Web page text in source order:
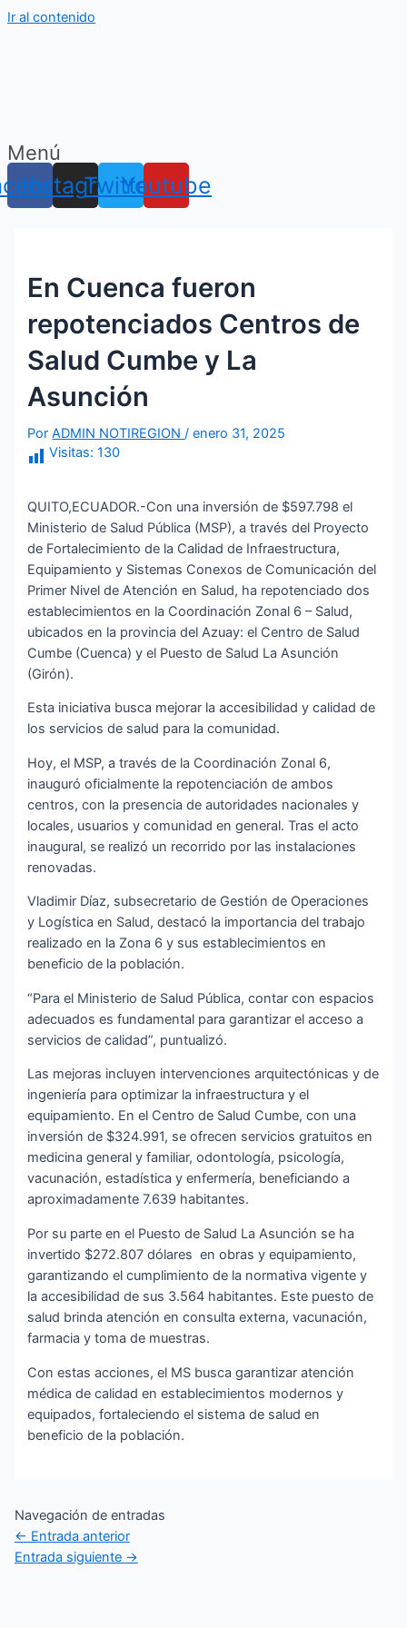
Ir al contenido
Menú
Instagram
TwitterYoutube
En Cuenca fueron
repotenciados Centros de
Salud Cumbe y La
Asunción
PorADMIN NOTIREGION/enero 31, 2025
Visitas: 130
QUITO,ECUADOR.-Con una inversión de $597.798 el
Ministerio de Salud Pública (MSP), a través del Proyecto
de Fortalecimiento de la Calidad de Infraestructura,
Equipamiento y Sistemas Conexos de Comunicación del
Primer Nivel de Atención en Salud, ha repotenciado dos
establecimientos en la Coordinación Zonal 6 – Salud,
ubicados en la provincia del Azuay: el Centro de Salud
Cumbe (Cuenca) y el Puesto de Salud La Asunción
(Girón).
Esta iniciativa busca mejorar la accesibilidad y calidad de
los servicios de salud para la comunidad.
Hoy, el MSP, a través de la Coordinación Zonal 6,
inauguró oficialmente la repotenciación de ambos
centros, con la presencia de autoridades nacionales y
locales, usuarios y comunidad en general. Tras el acto
inaugural, se realizó un recorrido por las instalaciones
renovadas.
Vladimir Díaz, subsecretario de Gestión de Operaciones
y Logística en Salud, destacó la importancia del trabajo
realizado en la Zona 6 y sus establecimientos en
beneficio de la población.
“Para el Ministerio de Salud Pública, contar con espacios
adecuados es fundamental para garantizar el acceso a
servicios de calidad”, puntualizó.
Las mejoras incluyen intervenciones arquitectónicas y de
ingeniería para optimizar la infraestructura y el
equipamiento. En el Centro de Salud Cumbe, con una
inversión de $324.991, se ofrecen servicios gratuitos en
medicina general y familiar, odontología, psicología,
vacunación, estadística y enfermería, beneficiando a
aproximadamente 7.639 habitantes.
Por su parte en el Puesto de Salud La Asunción se ha
invertido $272.807 dólares en obras y equipamiento,
garantizando el cumplimiento de la normativa vigente y
la accesibilidad de sus 3.564 habitantes. Este puesto de
salud brinda atención en consulta externa, vacunación,
farmacia y toma de muestras.
Con estas acciones, el MS busca garantizar atención
médica de calidad en establecimientos modernos y
equipados, fortaleciendo el sistema de salud en
beneficio de la población.
Navegación de entradas
← Entrada anterior
Entrada siguiente →